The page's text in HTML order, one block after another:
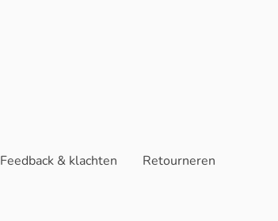
Feedback & klachten
Retourneren